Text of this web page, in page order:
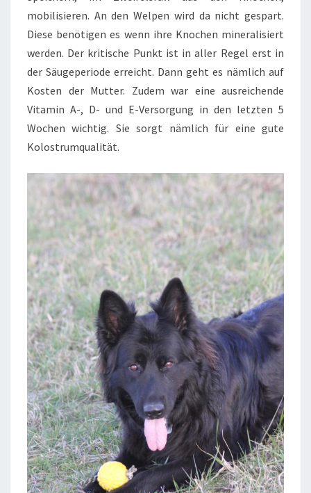
mobilisieren. An den Welpen wird da nicht gespart.
Diese benötigen es wenn ihre Knochen mineralisiert
werden. Der kritische Punkt ist in aller Regel erst in
der Säugeperiode erreicht. Dann geht es nämlich auf
Kosten der Mutter. Zudem war eine ausreichende
Vitamin A-, D- und E-Versorgung in den letzten 5
Wochen wichtig. Sie sorgt nämlich für eine gute
Kolostrumqualität.